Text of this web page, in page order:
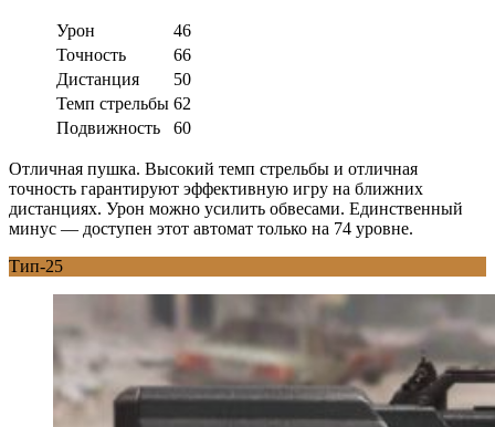
Урон
46
Точность
66
Дистанция
50
Темп стрельбы 62
Подвижность
60
Отличная пушка. Высокий темп стрельбы и отличная
точность гарантируют эффективную игру на ближних
дистанциях. Урон можно усилить обвесами. Единственный
минус — доступен этот автомат только на 74 уровне.
Тип-25